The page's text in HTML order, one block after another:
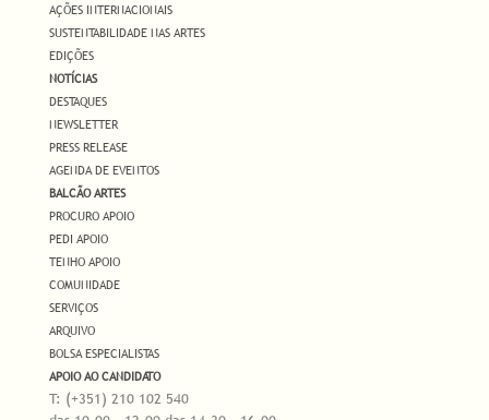
AÇÕES INTERNACIONAIS
SUSTENTABILIDADE NAS ARTES
EDIÇÕES
NOTÍCIAS
DESTAQUES
NEWSLETTER
PRESS RELEASE
AGENDA DE EVENTOS
BALCÃO ARTES
PROCURO APOIO
PEDI APOIO
TENHO APOIO
COMUNIDADE
SERVIÇOS
ARQUIVO
BOLSA ESPECIALISTAS
APOIO AO CANDIDATO
T: (+351) 210 102 540